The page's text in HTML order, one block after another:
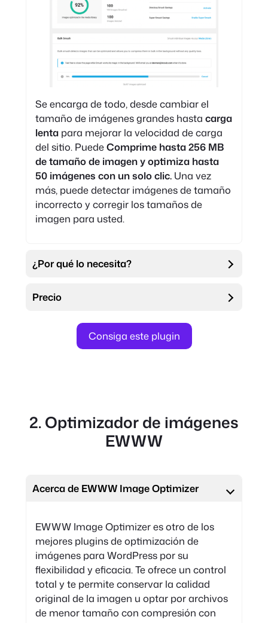
Se encarga de todo, desde cambiar el
tamaño de imágenes grandes hasta carga
lentapara mejorar la velocidad de carga
del sitio. PuedeComprime hasta 256 MB
de tamaño de imagen y optimiza hasta
50 imágenes con un solo clic. Una vez
más, puede detectar imágenes de tamaño
incorrecto y corregir los tamaños de
imagen para usted.
¿Por qué lo necesita?
Precio
Consiga este plugin
2. Optimizador de imágenes
EWWW
Acerca de EWWW Image Optimizer
EWWW Image Optimizer es otro de los
mejores plugins de optimización de
imágenes para WordPress por su
flexibilidad y eficacia. Te ofrece un control
total y te permite conservar la calidad
original de la imagen u optar por archivos
de menor tamaño con compresión con